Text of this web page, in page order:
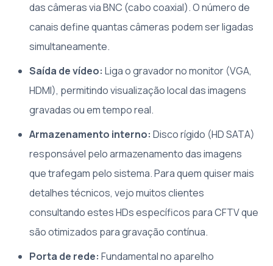
das câmeras via BNC (cabo coaxial). O número de
canais define quantas câmeras podem ser ligadas
simultaneamente.
Saída de vídeo: Liga o gravador no monitor (VGA,
HDMI), permitindo visualização local das imagens
gravadas ou em tempo real.
Armazenamento interno: Disco rígido (HD SATA)
responsável pelo armazenamento das imagens
que trafegam pelo sistema. Para quem quiser mais
detalhes técnicos, vejo muitos clientes
consultando estes HDs específicos para CFTV que
são otimizados para gravação contínua.
Porta de rede: Fundamental no aparelho